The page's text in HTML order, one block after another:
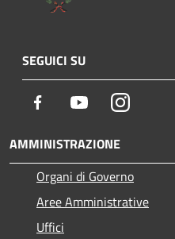
SEGUICI SU
Facebook YoutubeInstagram
AMMINISTRAZIONE
Organi di Governo
Aree Amministrative
Uffici